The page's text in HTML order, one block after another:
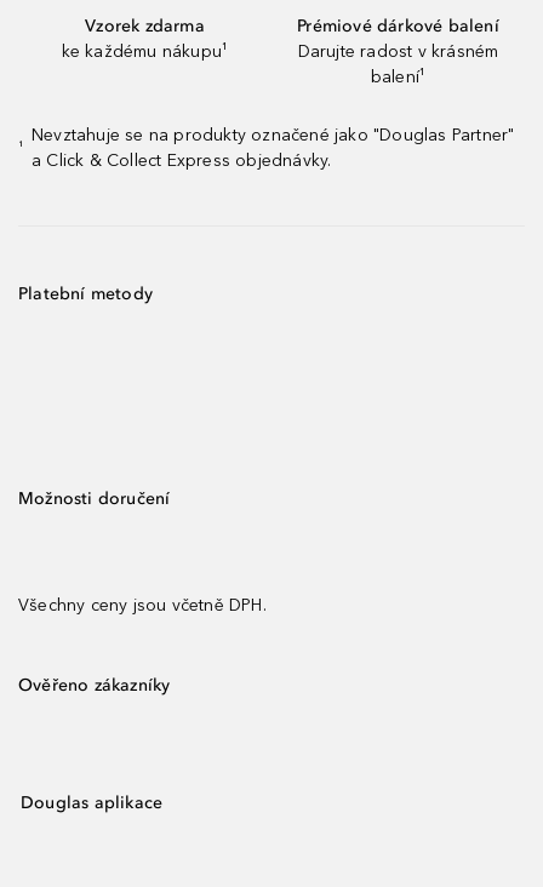
Vzorek zdarma
ke každému nákupu¹
Prémiové dárkové balení
Darujte radost v krásném
balení¹
¹
Nevztahuje se na produkty označené jako "Douglas Partner"
a Click & Collect Express objednávky.
Platební metody
Možnosti doručení
Všechny ceny jsou včetně DPH.
Ověřeno zákazníky
Douglas aplikace